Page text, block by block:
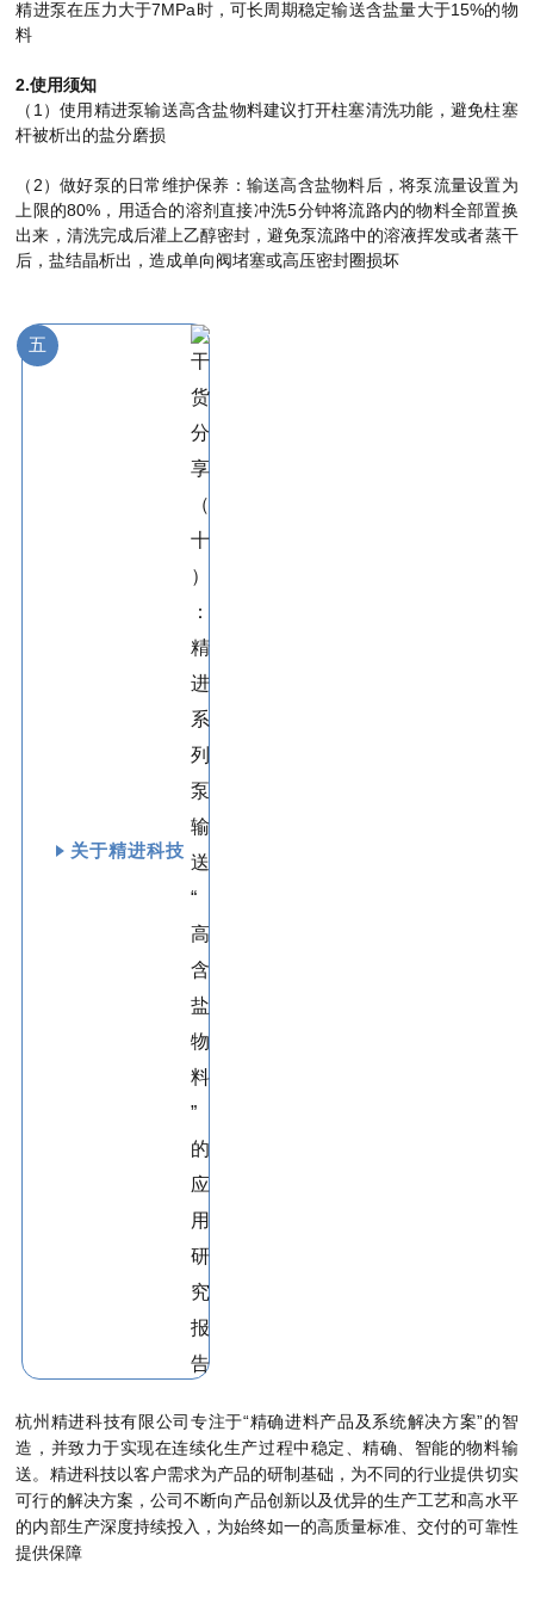
精进泵在压力大于7MPa时，可长周期稳定输送含盐量大于15%的物
料
2.使用须知
（1）使用精进泵输送高含盐物料建议打开柱塞清洗功能，避免柱塞
杆被析出的盐分磨损
（2）做好泵的日常维护保养：输送高含盐物料后，将泵流量设置为
上限的80%，用适合的溶剂直接冲洗5分钟将流路内的物料全部置换
出来，清洗完成后灌上乙醇密封，避免泵流路中的溶液挥发或者蒸干
后，盐结晶析出，造成单向阀堵塞或高压密封圈损坏
五
关于精进科技
杭州精进科技有限公司专注于“精确进料产品及系统解决方案”的智
造，并致力于实现在连续化生产过程中稳定、精确、智能的物料输
送。精进科技以客户需求为产品的研制基础，为不同的行业提供切实
可行的解决方案，公司不断向产品创新以及优异的生产工艺和高水平
的内部生产深度持续投入，为始终如一的高质量标准、交付的可靠性
提供保障